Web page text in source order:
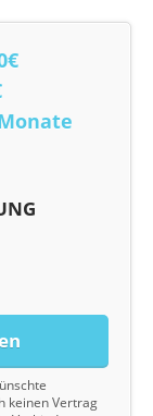
keinen Vertrag